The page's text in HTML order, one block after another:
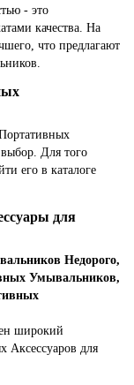
- это
качества. На
что предлагают
Для того
его в каталоге
для
Недорого,
Умывальников,
широкий
Аксессуаров для